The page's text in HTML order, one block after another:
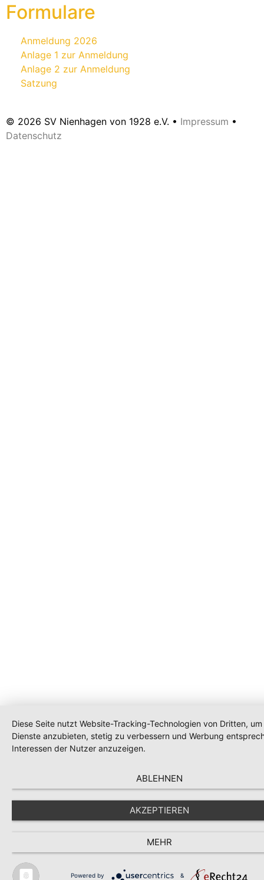
Formulare
Anmeldung 2026
Anlage 1 zur Anmeldung
Anlage 2 zur Anmeldung
Satzung
© 2026 SV Nienhagen von 1928 e.V. • Impressum •
Datenschutz
Diese Seite nutzt Website-Tracking-Technologien von Dritten, um
Dienste anzubieten, stetig zu verbessern und Werbung
Interessen der Nutzer anzuzeigen.
ABLEHNEN
AKZEPTIEREN
MEHR
Powered by &